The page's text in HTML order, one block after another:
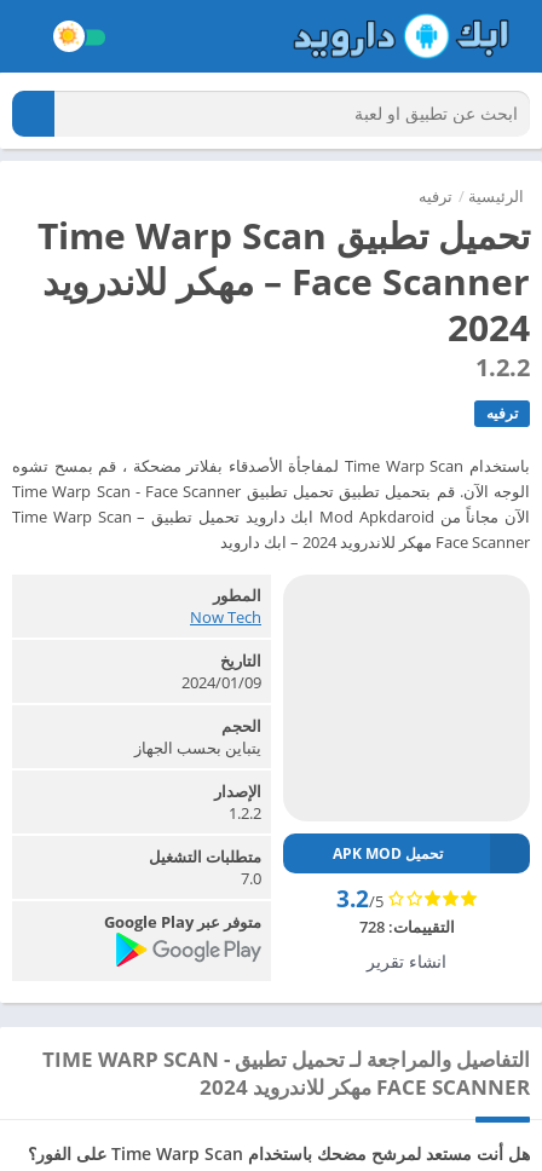
الرئيسية / ترفيه
تحميل تطبيق Time Warp Scan
– Face Scanner مهكر للاندرويد
2024
1.2.2
ترفيه
باستخدام Time Warp Scan لمفاجأة الأصدقاء بفلاتر مضحكة ، قم بمسح تشوه
الوجه الآن. قم بتحميل تطبيق تحميل تطبيق Time Warp Scan - Face Scanner
الآن مجاناً من Mod Apkdaroid ابك دارويد تحميل تطبيق Time Warp Scan –
Face Scanner مهكر للاندرويد 2024 – ابك دارويد
تحميل APK MOD
3.2/5
التقييمات:728
انشاء تقرير
المطور
Now Tech‏
التاريخ
2024/01/09
الحجم
يتباين بحسب الجهاز
الإصدار
1.2.2
متطلبات التشغيل
7.0
متوفر عبر Google Play
التفاصيل والمراجعة لـ تحميل تطبيق TIME WARP SCAN -
FACE SCANNER مهكر للاندرويد 2024
هل أنت مستعد لمرشح مضحك باستخدام Time Warp Scan على الفور؟